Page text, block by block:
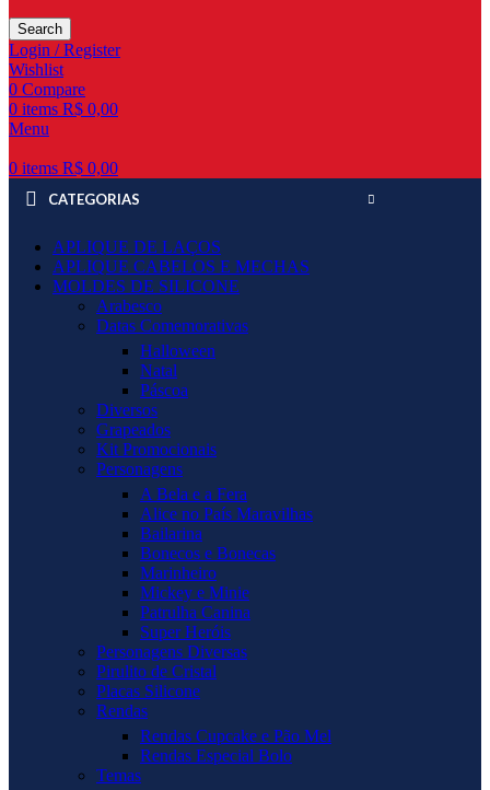
Search
Login / Register
Wishlist
0 Compare
0 items R$ 0,00
Menu
0 items R$ 0,00
CATEGORIAS
APLIQUE DE LAÇOS
APLIQUE CABELOS E MECHAS
MOLDES DE SILICONE
Arabesco
Datas Comemorativas
Halloween
Natal
Páscoa
Diversos
Grapeados
Kit Promocionais
Personagens
A Bela e a Fera
Alice no País Maravilhas
Bailarina
Bonecos e Bonecas
Marinheiro
Mickey e Minie
Patrulha Canina
Super Heróis
Personagens Diversas
Pirulito de Cristal
Placas Silicone
Rendas
Rendas Cupcake e Pão Mel
Rendas Especial Bolo
Temas